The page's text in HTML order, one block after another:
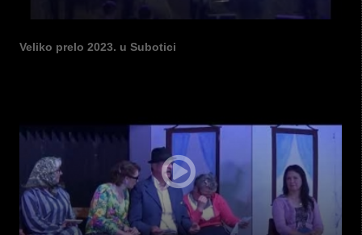
Veliko prelo 2023. u Subotici